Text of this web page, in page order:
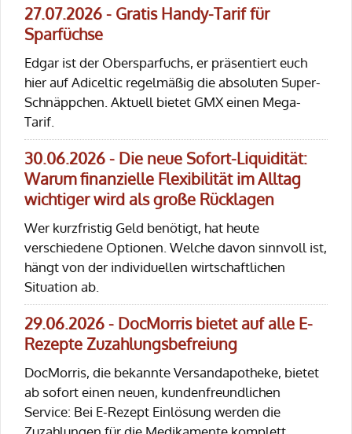
27.07.2026 - Gratis Handy-Tarif für
Sparfüchse
Edgar ist der Obersparfuchs, er präsentiert euch
hier auf Adiceltic regelmäßig die absoluten Super-
Schnäppchen. Aktuell bietet GMX einen Mega-
Tarif.
30.06.2026 - Die neue Sofort-Liquidität:
Warum finanzielle Flexibilität im Alltag
wichtiger wird als große Rücklagen
Wer kurzfristig Geld benötigt, hat heute
verschiedene Optionen. Welche davon sinnvoll ist,
hängt von der individuellen wirtschaftlichen
Situation ab.
29.06.2026 - DocMorris bietet auf alle E-
Rezepte Zuzahlungsbefreiung
DocMorris, die bekannte Versandapotheke, bietet
ab sofort einen neuen, kundenfreundlichen
Service: Bei E-Rezept Einlösung werden die